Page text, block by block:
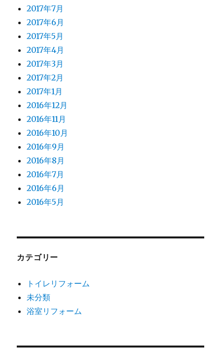
2017年7月
2017年6月
2017年5月
2017年4月
2017年3月
2017年2月
2017年1月
2016年12月
2016年11月
2016年10月
2016年9月
2016年8月
2016年7月
2016年6月
2016年5月
カテゴリー
トイレリフォーム
未分類
浴室リフォーム